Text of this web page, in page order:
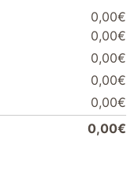
0,00€
0,00€
0,00€
0,00€
0,00€
0,00€